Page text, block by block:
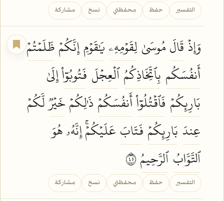
التفسير حفظ محفظتي نسخ مشاركة
وَإِذۡقَالَمُوسَىٰلِقَوۡمِهِۦيَٰقَوۡمِإِنَّكُمۡظَلَمۡتُمۡ
أَنفُسَكُم بِٱتِّخَاذِكُمُٱلۡعِجۡلَ فَتُوبُوٓاْإِلَىٰ
بَارِئِكُمۡ فَٱقۡتُلُوٓاْأَنفُسَكُمۡ ذَٰلِكُمۡخَيۡرٞلَّكُمۡ
عِندَ بَارِئِكُمۡ فَتَابَعَلَيۡكُمۡۚ إِنَّهُۥ هُوَ
ٱلتَّوَّابُٱلرَّحِيمُ
التفسير حفظ محفظتي نسخ مشاركة